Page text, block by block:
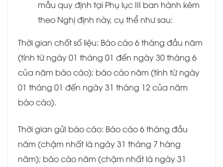
mẫu quy định tại Phụ lục III ban hành kèm
theo Nghị định này, cụ thể như sau:
Thời gian chốt số liệu: Báo cáo 6 tháng đầu năm
(tính từ ngày 01 tháng 01 đến ngày 30 tháng 6
của năm báo cáo); báo cáo năm (tính từ ngày
01 tháng 01 đến ngày 31 tháng 12 của năm
báo cáo).
Thời gian gửi báo cáo: Báo cáo 6 tháng đầu
năm (chậm nhất là ngày 31 tháng 7 hàng
năm); báo cáo năm (chậm nhất là ngày 31